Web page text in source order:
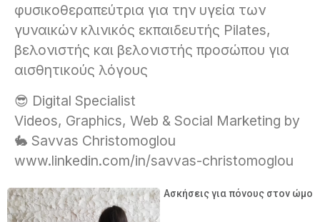
φυσικοθεραπεύτρια για την υγεία των
γυναικών κλινικός εκπαιδευτής Pilates,
βελονιστής και βελονιστής προσώπου για
αισθητικούς λόγους
😎 Digital Specialist
Videos, Graphics, Web & Social Marketing by
🐇 Savvas Christomoglou
www.linkedin.com/in/savvas-christomoglou
Ασκήσεις για πόνους στον ώμο